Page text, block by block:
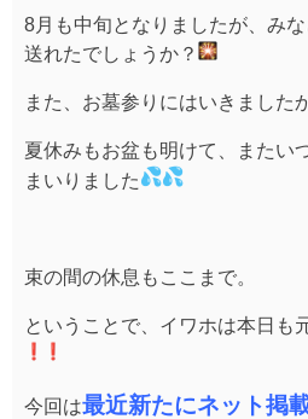
8月も中旬となりましたが、 み
送れたでしょうか？
また、お墓参りにはいきました
夏休みもお盆も明けて、
またい
まいりました
束の間の休息もここまで。
ということで、イワホは本日も
今回は最近新たにネット掲